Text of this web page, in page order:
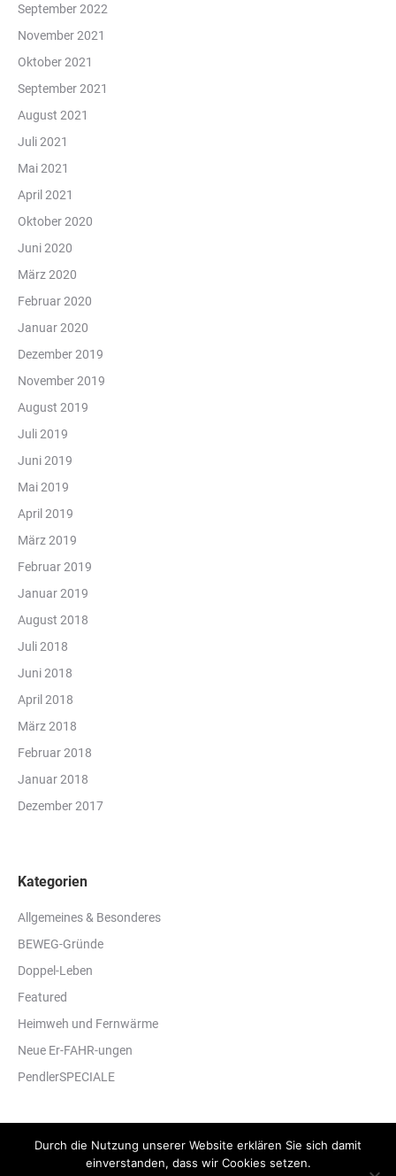
September 2022
November 2021
Oktober 2021
September 2021
August 2021
Juli 2021
Mai 2021
April 2021
Oktober 2020
Juni 2020
März 2020
Februar 2020
Januar 2020
Dezember 2019
November 2019
August 2019
Juli 2019
Juni 2019
Mai 2019
April 2019
März 2019
Februar 2019
Januar 2019
August 2018
Juli 2018
Juni 2018
April 2018
März 2018
Februar 2018
Januar 2018
Dezember 2017
Kategorien
Allgemeines & Besonderes
BEWEG-Gründe
Doppel-Leben
Featured
Heimweh und Fernwärme
Neue Er-FAHR-ungen
PendlerSPECIALE
Durch die Nutzung unserer Website erklären Sie sich damit
einverstanden, dass wir Cookies setzen.